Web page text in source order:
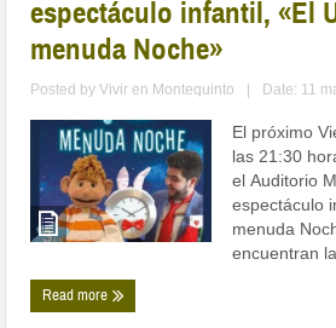
espectáculo infantil, «El
menuda Noche»
Posted byVivir en Montequinto Date: 11
El próximo
las 21:30
el Auditorio
espectáculo
menuda
encuentran
Read more